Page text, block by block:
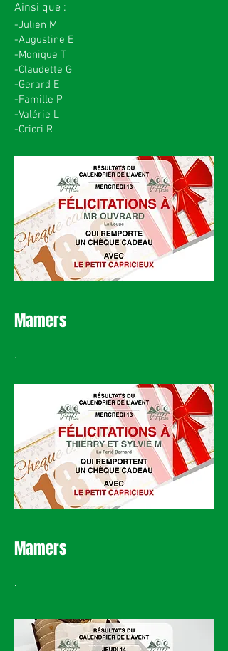
Ainsi que :
-Julien M
-Augustine E
-Monique T
-Claudette G
-Gerard E
-Famille P
-Valérie L
-Cricri R
Mamers
.
Mamers
.